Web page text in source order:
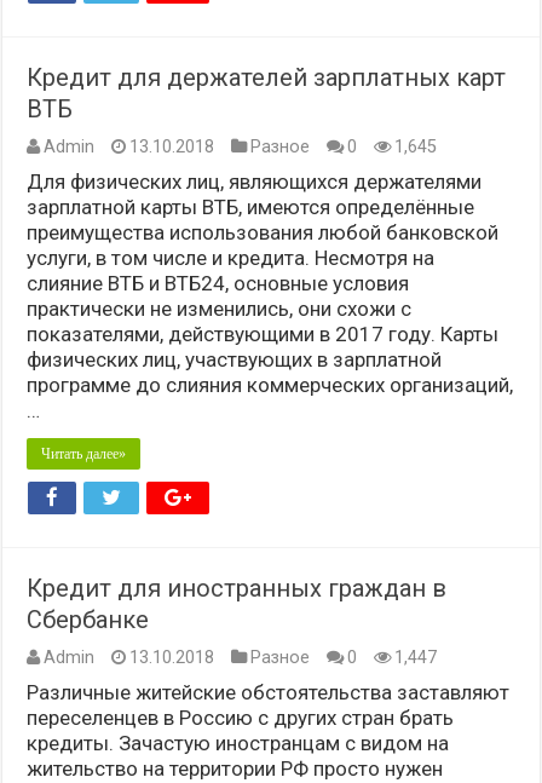
Кредит для держателей зарплатных карт
ВТБ
Admin 13.10.2018 Разное 0 1,645
Для физических лиц, являющихся держателями
зарплатной карты ВТБ, имеются определённые
преимущества использования любой банковской
услуги, в том числе и кредита. Несмотря на
слияние ВТБ и ВТБ24, основные условия
практически не изменились, они схожи с
показателями, действующими в 2017 году. Карты
физических лиц, участвующих в зарплатной
программе до слияния коммерческих организаций,
…
Читать далее»
Кредит для иностранных граждан в
Сбербанке
Admin 13.10.2018 Разное 0 1,447
Различные житейские обстоятельства заставляют
переселенцев в Россию с других стран брать
кредиты. Зачастую иностранцам с видом на
жительство на территории РФ просто нужен